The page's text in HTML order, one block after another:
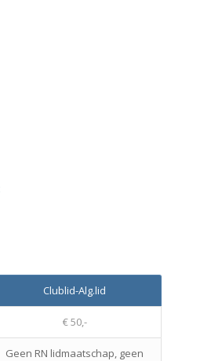
Clublid-Alg.lid
€ 50,-
Geen RN lidmaatschap, geen